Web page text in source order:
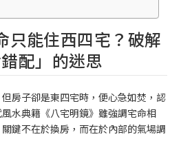
只能住西四宅？破解
錯配」的迷思
房子卻是東四宅時，便心急如焚，認
水典籍《八宅明鏡》雖強調宅命相
鍵不在於換房，而在於內部的氣場調